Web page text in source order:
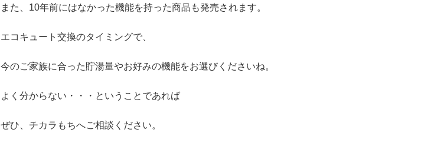
また、10年前にはなかった機能を持った商品も発売されます。
エコキュート交換のタイミングで、
今のご家族に合った貯湯量やお好みの機能をお選びくださいね。
よく分からない・・・ということであれば
ぜひ、チカラもちへご相談ください。